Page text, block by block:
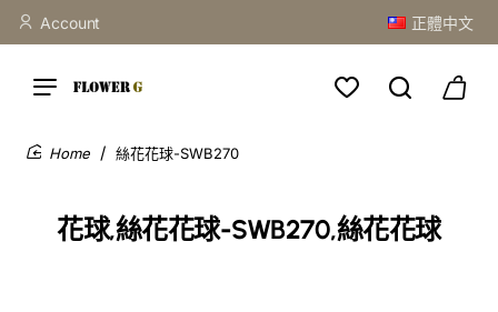
Account 正體中文
花球,絲花花球-SWB270,絲花花球
絲花花球-SWB270